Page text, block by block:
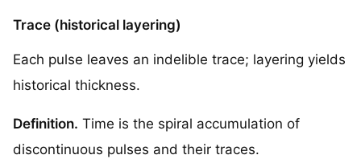
Trace (historical layering)
Each pulse leaves an indelible trace; layering yields
historical thickness.
Definition. Time is the spiral accumulation of
discontinuous pulses and their traces.